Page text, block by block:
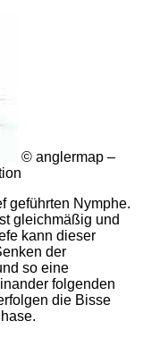
© anglermap –
geführten Nymphe.
gleichmäßig und
kann dieser
der
so eine
folgenden
die Bisse